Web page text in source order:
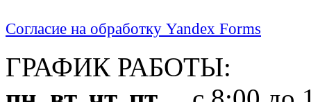
Согласие на обработку Yandex Forms
ГРАФИК РАБОТЫ: